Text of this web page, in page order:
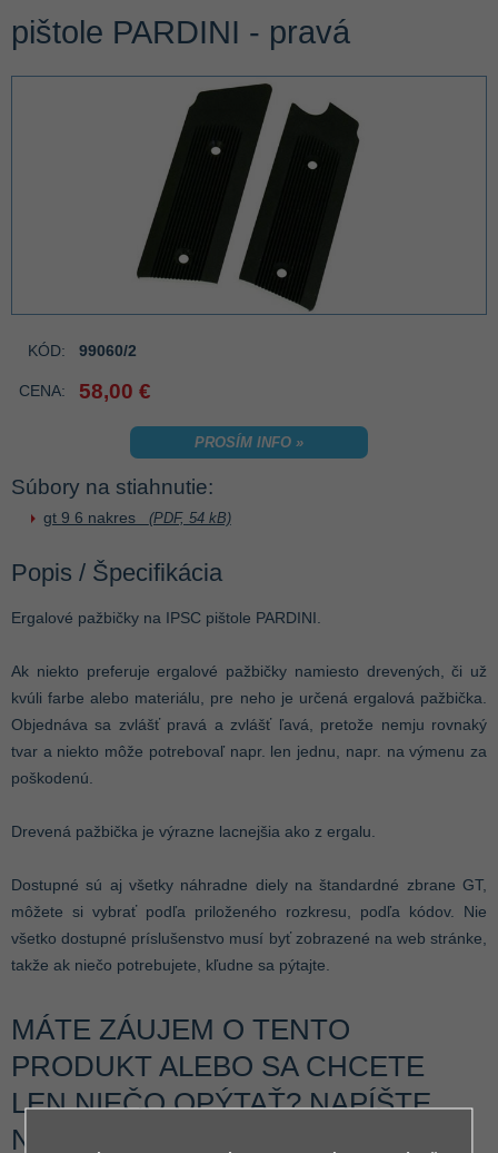
pištole PARDINI - pravá
KÓD: 99060/2
CENA: 58,00 €
PROSÍM INFO »
Súbory na stiahnutie:
gt 9 6 nakres (PDF, 54 kB)
Popis / Špecifikácia
Ergalové pažbičky na IPSC pištole PARDINI.
Ak niekto preferuje ergalové pažbičky namiesto drevených, či už
kvúli farbe alebo materiálu, pre neho je určená ergalová pažbička.
Objednáva sa zvlášť pravá a zvlášť ľavá, pretože nemju rovnaký
tvar a niekto môže potrebovaľ napr. len jednu, napr. na výmenu za
poškodenú.
Drevená pažbička je výrazne lacnejšia ako z ergalu.
Dostupné sú aj všetky náhradne diely na štandardné zbrane GT,
môžete si vybrať podľa priloženého rozkresu, podľa kódov. Nie
všetko dostupné príslušenstvo musí byť zobrazené na web stránke,
takže ak niečo potrebujete, kľudne sa pýtajte.
MÁTE ZÁUJEM O TENTO
PRODUKT ALEBO SA CHCETE
LEN NIEČO OPÝTAŤ? NAPÍŠTE
NÁM: